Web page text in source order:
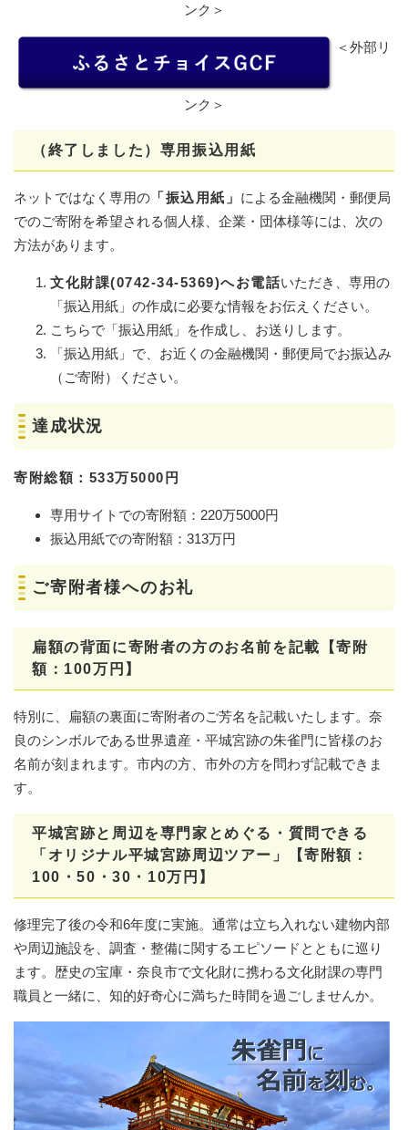
ンク＞
＜外部リ
ンク＞
（終了しました）専用振込用紙
ネットではなく専用の 「振込用紙」 による金融機関・郵便局
でのご寄附を希望される個人様、企業・団体様等には、次の
方法があります。
文化財課(0742-34-5369)へお電話いただき、専用の
「振込用紙」の作成に必要な情報をお伝えください。
こちらで「振込用紙」を作成し、お送りします。
「振込用紙」で、お近くの金融機関・郵便局でお振込み
（ご寄附）ください。
達成状況
寄附総額：533万5000円
専用サイトでの寄附額：220万5000円
振込用紙での寄附額：313万円
ご寄附者様へのお礼
扁額の背面に寄附者の方のお名前を記載【寄附
額：100万円】
特別に、扁額の裏面に寄附者のご芳名を記載いたします。奈
良のシンボルである世界遺産・平城宮跡の朱雀門に皆様のお
名前が刻まれます。市内の方、市外の方を問わず記載できま
す。​
平城宮跡と周辺を専門家とめぐる・質問できる
「オリジナル平城宮跡周辺ツアー」【寄附額：
100・50・30・10万円】
修理完了後の令和6年度に実施。通常は立ち入れない建物内部
や周辺施設を、調査・整備に関するエピソードとともに巡り
ます。歴史の宝庫・奈良市で文化財に携わる文化財課の専門
職員と一緒に、知的好奇心に満ちた時間を過ごしませんか。